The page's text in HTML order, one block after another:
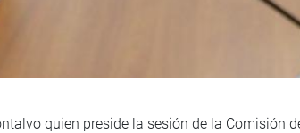
quien preside la sesión de la Comisión